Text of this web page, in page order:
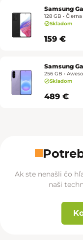
Samsung
128 GB •
Skladom
159 €
Samsung
256 GB •
Skladom
489 €
Ak ste nenašli čo
naši